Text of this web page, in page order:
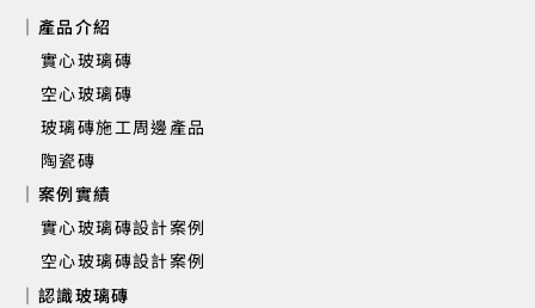
盎鍶創意辦公室｜實心玻璃磚玄關設
｜產品介紹
實心玻璃磚
​ 空心玻璃磚
玻璃磚施工周邊產品
陶瓷磚
｜案例實績
實心玻璃磚設計案例
空心玻璃磚設計案例
｜認識玻璃磚